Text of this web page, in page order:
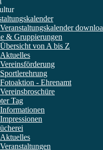
Veranstaltungskalender
& Gruppierungen
Übersicht von A bis Z
Aktuelles
Vereinsförderung
Sportlerehrung
Fotoaktion - Ehrenamt
Vereinsbroschüre
Tag
Informationen
Impressionen
Aktuelles
Veranstaltungen